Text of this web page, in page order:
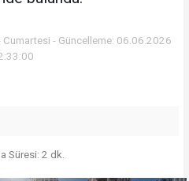
Cumartesi - Güncelleme: 06.06.2026
Süresi: 2 dk.